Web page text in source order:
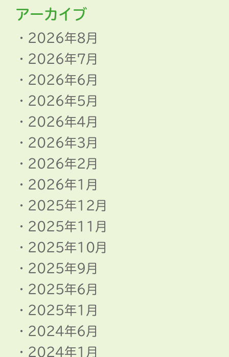
アーカイブ
2026年8月
2026年7月
2026年6月
2026年5月
2026年4月
2026年3月
2026年2月
2026年1月
2025年12月
2025年11月
2025年10月
2025年9月
2025年6月
2025年1月
2024年6月
2024年1月